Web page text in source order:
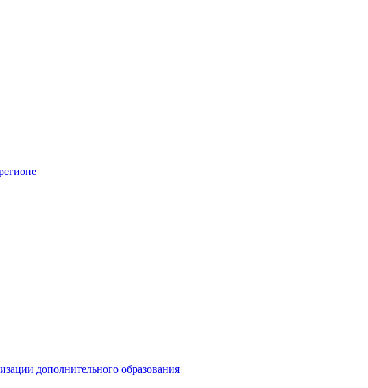
дополнительного образования